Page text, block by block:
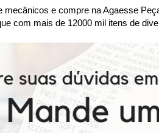
mecânicos e compre na Agaesse
com mais de 12000 mil itens de